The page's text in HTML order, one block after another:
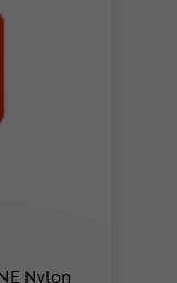
Nylon